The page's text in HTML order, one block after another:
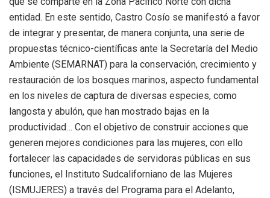
entidad. En este sentido, Castro Cosío se manifestó a favor
de integrar y presentar, de manera conjunta, una serie de
propuestas técnico-científicas ante la Secretaría del Medio
Ambiente (SEMARNAT) para la conservación, crecimiento y
restauración de los bosques marinos, aspecto fundamental
en los niveles de captura de diversas especies, como
langosta y abulón, que han mostrado bajas en la
productividad… Con el objetivo de construir acciones que
generen mejores condiciones para las mujeres, con ello
fortalecer las capacidades de servidoras públicas en sus
funciones, el Instituto Sudcaliforniano de las Mujeres
(ISMUJERES) a través del Programa para el Adelanto,